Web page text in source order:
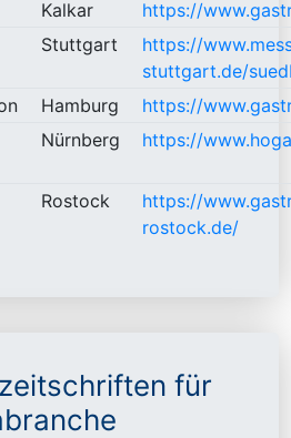
Kalkar
https://
Stuttgart
https://
stuttgart.de/
Hamburg
https://
Nürnberg https://
Rostock
https://
rostock.de/
für